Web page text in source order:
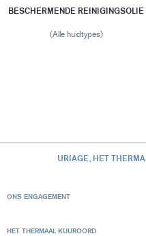
BESCHERMENDE REINIGINGSOLIE
(Alle huidtypes)
URIAGE, HET
ONS ENGAGEMENT
HET THERMAAL KUUROORD